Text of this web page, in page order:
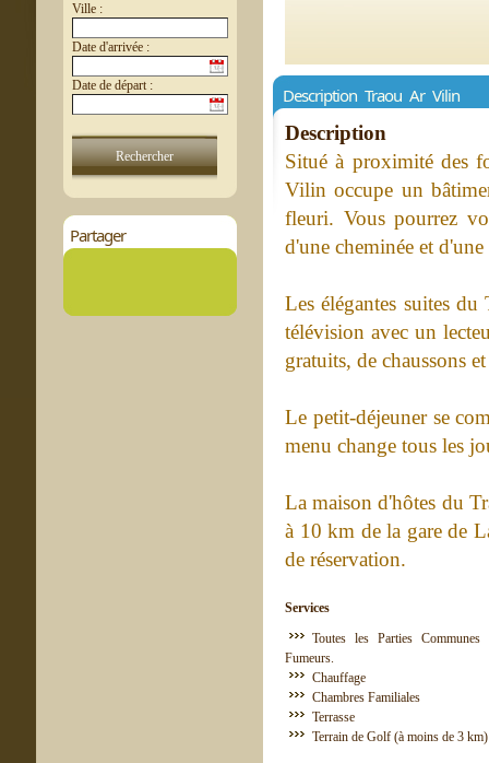
Ville :
Date d'arrivée :
Date de départ :
Partager
Description Traou Ar Vilin
Description
Situé à proximité des
Vilin occupe un
fleuri. Vous pourrez
d'une cheminée et
Les élégantes suites
télévision avec un
gratuits, de chaussons
Le petit-déjeuner se
menu change tous les
La maison d'hôtes du
à 10 km de la gare de
de réservation.
Services
Toutes les Parties
Fumeurs.
Chauffage
Chambres Familiales
Terrasse
Terrain de Golf (à moins de 3 km)